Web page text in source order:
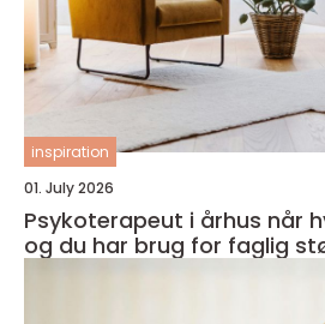
inspiration
01. July 2026
Psykoterapeut i århus når hverdagen slider,
og du har brug for faglig